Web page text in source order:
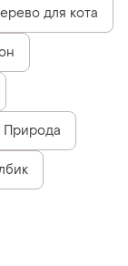
для кота
Природа